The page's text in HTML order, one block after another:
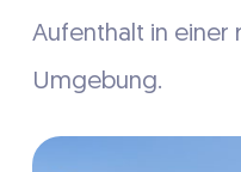
Aufenthalt in einer
Umgebung.